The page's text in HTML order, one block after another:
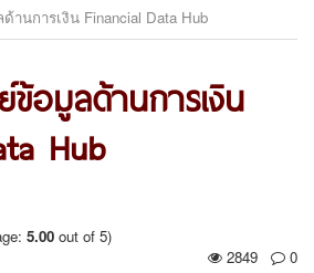
านการเงิน Financial Data Hub
อมูลด้านการเงิน
Hub
5.00 out of 5)
2849
0